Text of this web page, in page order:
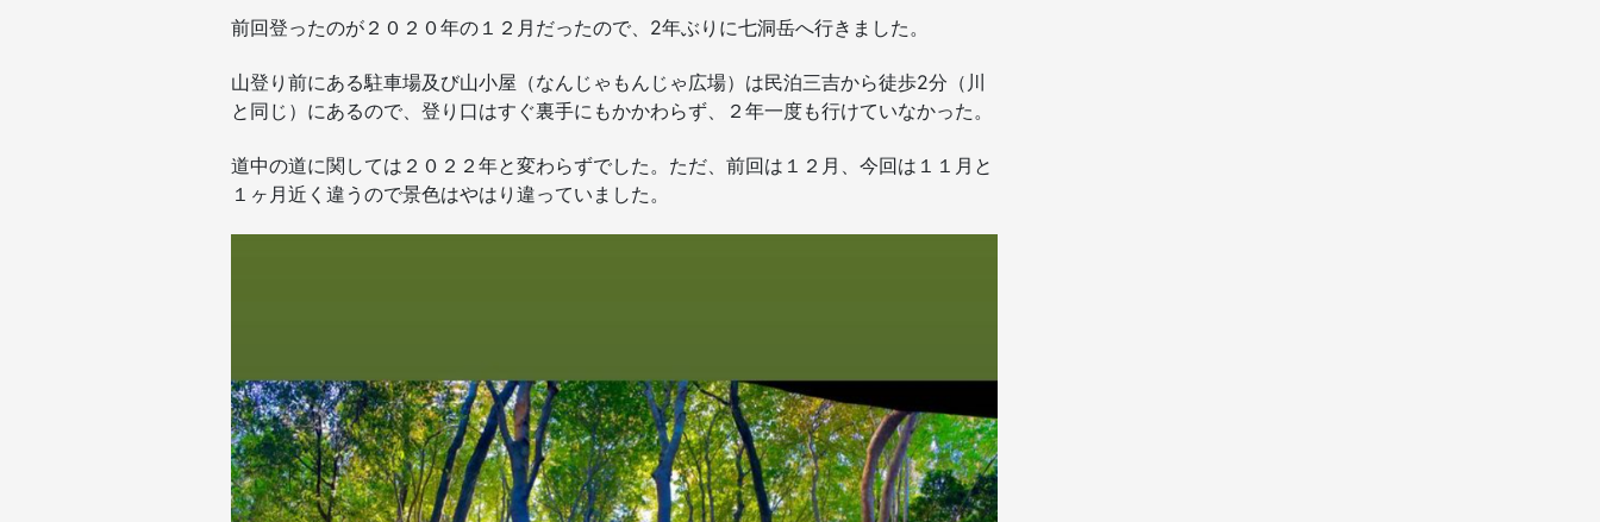
前回登ったのが２０２０年の１２月だったので、2年ぶりに七洞岳へ行きました。
山登り前にある駐車場及び山小屋（なんじゃもんじゃ広場）は民泊三吉から徒歩2分（川
と同じ）にあるので、登り口はすぐ裏手にもかかわらず、２年一度も行けていなかった。
道中の道に関しては２０２２年と変わらずでした。ただ、前回は１２月、今回は１１月と
１ヶ月近く違うので景色はやはり違っていました。